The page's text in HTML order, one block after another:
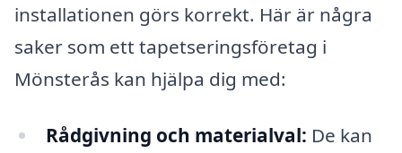
installationen görs korrekt. Här är några
saker som ett tapetseringsföretag i
Mönsterås kan hjälpa dig med:
Rådgivning och materialval: De kan